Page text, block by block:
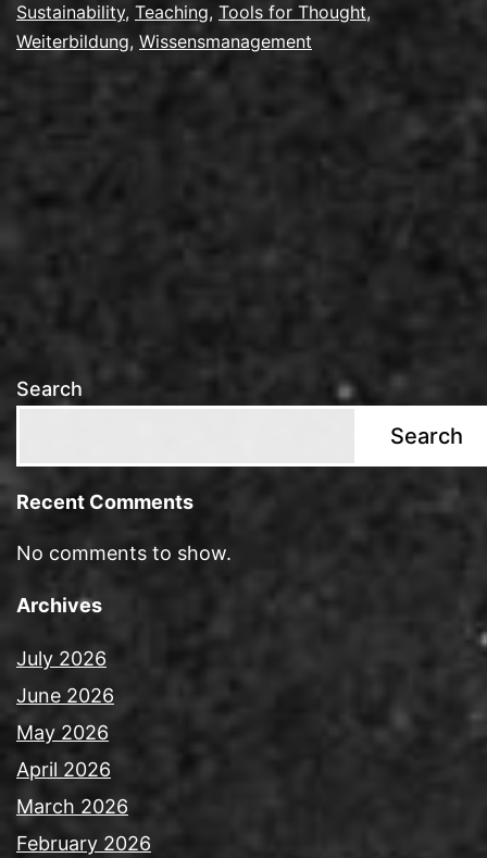
Sustainability, Teaching, Tools for Thought,
Weiterbildung, Wissensmanagement
Search
Search
Recent Comments
No comments to show.
Archives
July 2026
June 2026
May 2026
April 2026
March 2026
February 2026